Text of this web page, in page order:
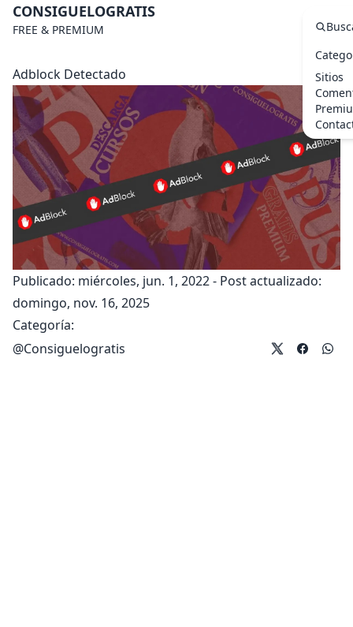
CONSIGUELOGRATIS
FREE & PREMIUM
Sitios
Adblock Detectado
Publicado: miércoles, jun. 1, 2022- Post actualizado:
domingo, nov. 16, 2025
Categoría:
@Consiguelogratis